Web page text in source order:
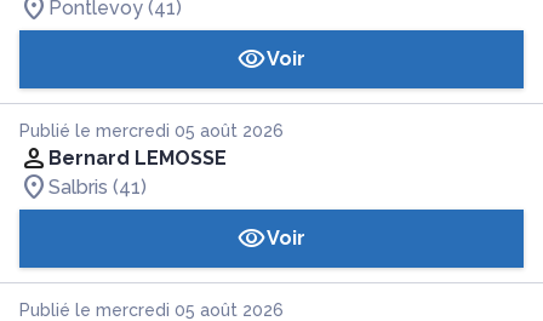
Pontlevoy (41)
Voir
Publié le mercredi 05 août 2026
Bernard LEMOSSE
Salbris (41)
Voir
Publié le mercredi 05 août 2026